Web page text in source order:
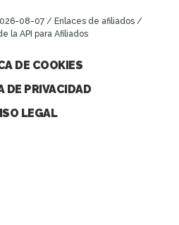
08-07 / Enlaces de afiliados /
la API para Afiliados
DE COOKIES
DE PRIVACIDAD
LEGAL